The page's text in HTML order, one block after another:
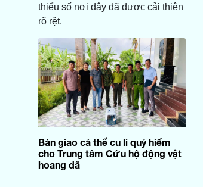
thiểu số nơi đây đã được cải thiện
rõ rệt.
Bàn giao cá thể cu li quý hiếm
cho Trung tâm Cứu hộ động vật
hoang dã